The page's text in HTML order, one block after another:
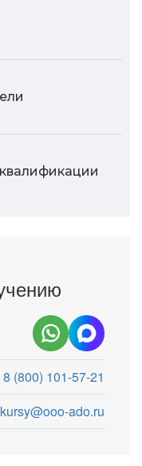
8 (800) 101-57-21
kursy@ooo-ado.ru